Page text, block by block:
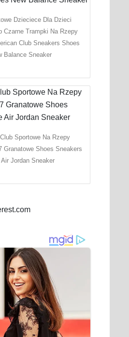
Dzieciece Dla Dzieci
Czarne Trampki Na Rzepy
Club Sneakers Shoes
Balance Sneaker
Sportowe Na Rzepy
Granatowe Shoes Sneakers
Air Jordan Sneaker